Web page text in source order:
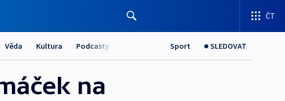
ČT
Věda Kultura Podcasty Sport SLEDOVAT
na